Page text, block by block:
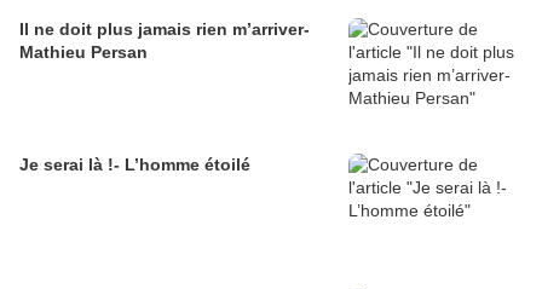
Il ne doit plus jamais rien m’arriver-
Mathieu Persan
Je serai là !- L’homme étoilé